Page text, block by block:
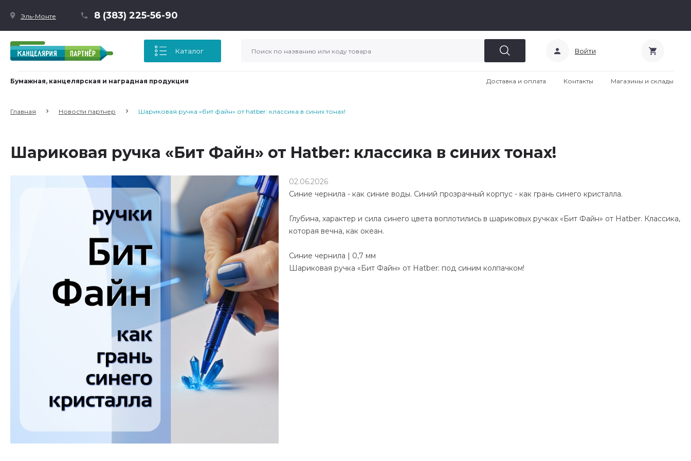
Эль-Монте 8 (383) 225-56-90
Каталог Войти
Бумажная, канцелярская и наградная продукция Доставка и оплата Контакты Магазины и склады
Главная Новости партнер Шариковая ручка «бит файн» от hatber: классика в синих тонах!
Шариковая ручка «Бит Файн» от Hatber: классика в синих тонах!
02.06.2026
Синие чернила - как синие воды. Синий прозрачный корпус - как грань синего кристалла.
Глубина, характер и сила синего цвета воплотились в шариковых ручках «Бит Файн» от Hatber. Классика,
которая вечна, как океан.
Синие чернила | 0,7 мм
Шариковая ручка «Бит Файн» от Hatber: под синим колпачком!